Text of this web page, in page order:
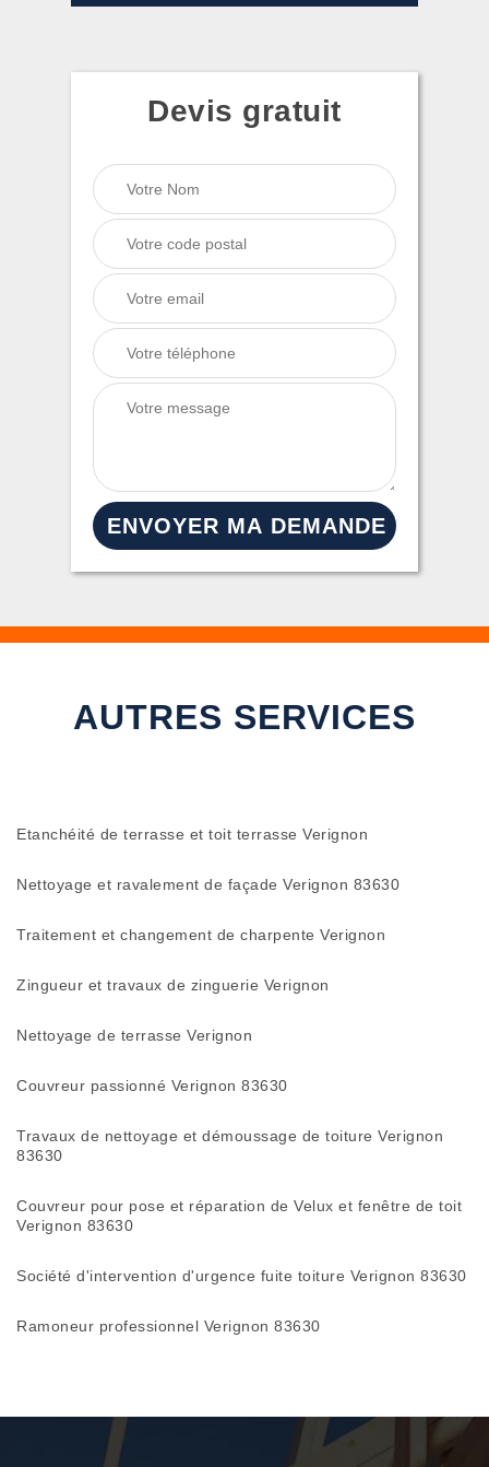
Devis gratuit
AUTRES SERVICES
Etanchéité de terrasse et toit terrasse Verignon
Nettoyage et ravalement de façade Verignon 83630
Traitement et changement de charpente Verignon
Zingueur et travaux de zinguerie Verignon
Nettoyage de terrasse Verignon
Couvreur passionné Verignon 83630
Travaux de nettoyage et démoussage de toiture Verignon
83630
Couvreur pour pose et réparation de Velux et fenêtre de toit
Verignon 83630
Société d'intervention d'urgence fuite toiture Verignon 83630
Ramoneur professionnel Verignon 83630